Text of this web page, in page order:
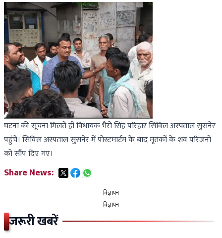
घटना की सूचना मिलते ही विधायक भैरो सिंह परिहार सिविल अस्पताल सुसनेर
पहुंचे। सिविल अस्पताल सुसनेर में पोस्टमार्टम के बाद मृतकों के शव परिजनों
को सौंप दिए गए।
Share News:
विज्ञापन
विज्ञापन
जरूरी खबरें